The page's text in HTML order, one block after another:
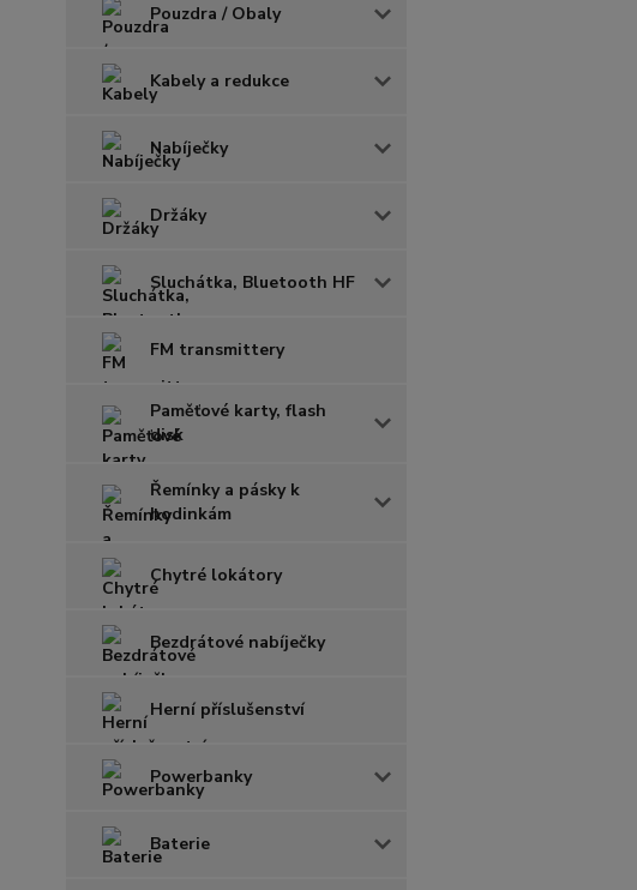
Pouzdra / Obaly
Kabely a redukce
Nabíječky
Držáky
Sluchátka, Bluetooth HF
FM transmittery
Paměťové karty, flash
disk
Řemínky a pásky k
hodinkám
Chytré lokátory
Bezdrátové nabíječky
Herní příslušenství
Powerbanky
Baterie